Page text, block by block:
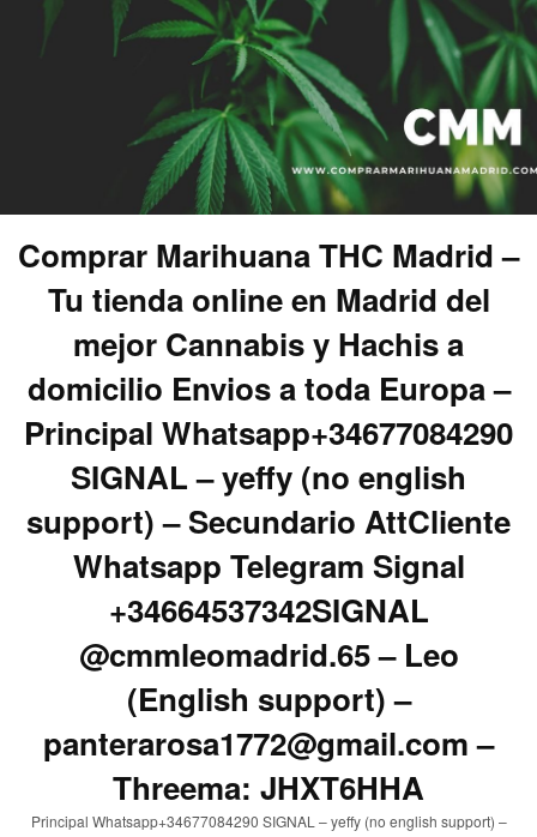
Comprar Marihuana THC Madrid –
Tu tienda online en Madrid del
mejor Cannabis y Hachis a
domicilio Envios a toda Europa –
Principal Whatsapp+34677084290
SIGNAL – yeffy (no english
support) – Secundario AttCliente
Whatsapp Telegram Signal
+34664537342SIGNAL
@cmmleomadrid.65 – Leo
(English support) –
panterarosa1772@gmail.com –
Threema: JHXT6HHA
Principal Whatsapp+34677084290 SIGNAL – yeffy (no english support) –